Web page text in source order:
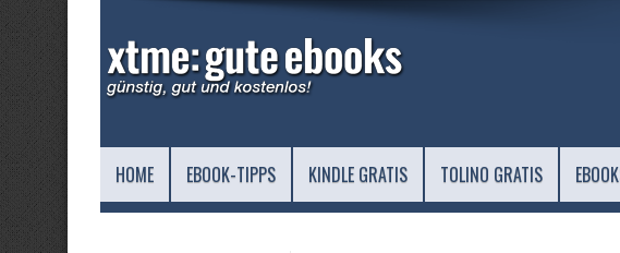
HOME EBOOK-TIPPS KINDLE GRATIS TOLINO GRATIS